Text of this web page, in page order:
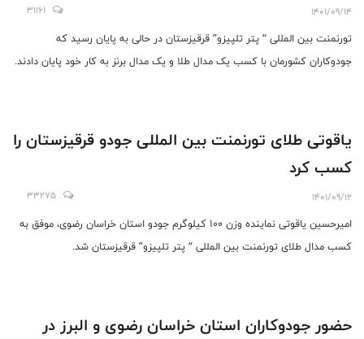
1401/09/14
31161
تورنمنت بین المللی “ پتر تلپیزو” قرقیزستان در حالی به پایان رسید که
جودوکاران کشورمان با کسب یک مدال طلا و یک مدال برنز به کار خود پایان دادند.
یاقوتی طلای تورنمنت بین المللی جودو قرقیزستان را
کسب کرد
1401/09/12
33275
امیرحسین یاقوتی نماینده وزن ۱۰۰ کیلوگرم جودو استان خراسان رضوی، موفق به
کسب مدال طلای تورنمنت بین المللی “ پتر تلپیزو” قرقیزستان شد.
حضور جودوکاران استان خراسان رضوی و البرز در